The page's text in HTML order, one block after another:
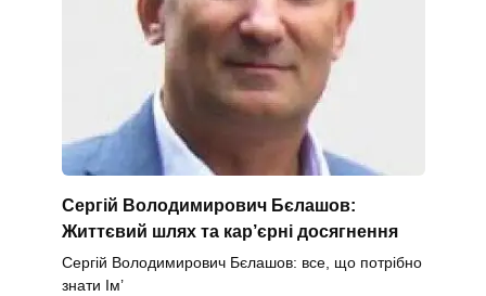
Сергій Володимирович Бєлашов:
Життєвий шлях та кар’єрні досягнення
Сергій Володимирович Бєлашов: все, що потрібно
знати Ім’